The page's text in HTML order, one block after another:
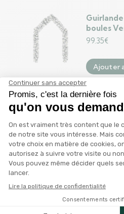
boules
99.35€
Ajouter
Cordon
Rennes
LED 7 m
245.12€
Ajouter
avec Père
97.80€